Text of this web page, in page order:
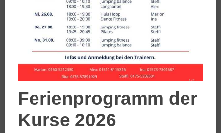
online getätigt werden.
Natürlich können die Räume grundsätzlich nur von
Vereinsmitgliedern und ausschließlich für Zwecke des
Sportvereins genutzt werden. Ausnahme ist der
Clubraum am Sportpark Wester. Diesen können
Vereinsmitglieder auch für private Veranstaltungen
Auch können die Everswinkler Schulen und
Kindergärten unsere Räumlichkeiten nutzen.
Eine Belegungsübersicht finden Sie nachfolgend.
Ferienprogramm der
Kurse 2026